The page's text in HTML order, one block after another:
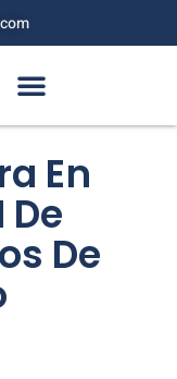
En
De
De